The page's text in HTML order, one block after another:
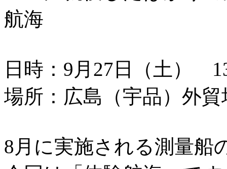
航海
日時：9月27日（土）
場所：広島（宇品）外
8月に実施される測量船